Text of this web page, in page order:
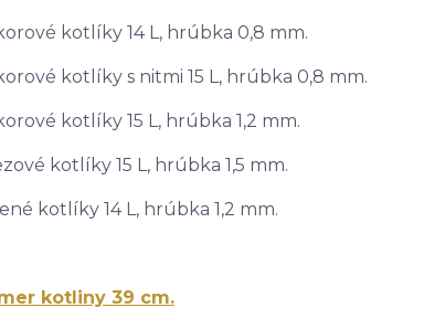
kotlíky 14 L, hrúbka 0,8 mm.
kotlíky s nitmi 15 L, hrúbka 0,8 mm.
kotlíky 15 L, hrúbka 1,2 mm.
kotlíky 15 L, hrúbka 1,5 mm.
kotlíky 14 L, hrúbka 1,2 mm.
kotliny 39 cm.